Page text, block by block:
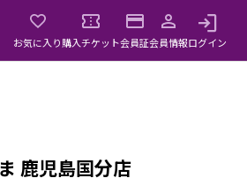
お気に入り購入チケット会員証会員情報ログイン
鹿児島国分店